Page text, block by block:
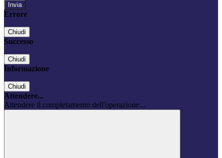
Errore
Chiudi
Successo
Chiudi
Informazione
Chiudi
Attendere...
Attendere il completamento dell'operazione...